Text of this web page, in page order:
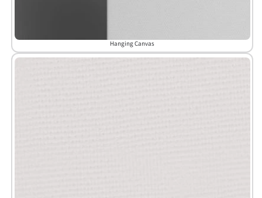
Hanging Canvas